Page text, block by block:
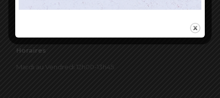
Horaires
Mardi au Vendredi 12h00-13h45